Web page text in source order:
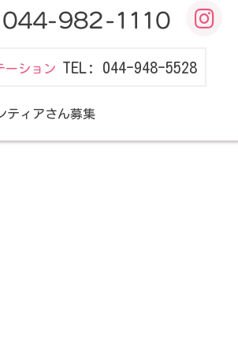
ーション TEL: 044-948-5528
ティアさん募集